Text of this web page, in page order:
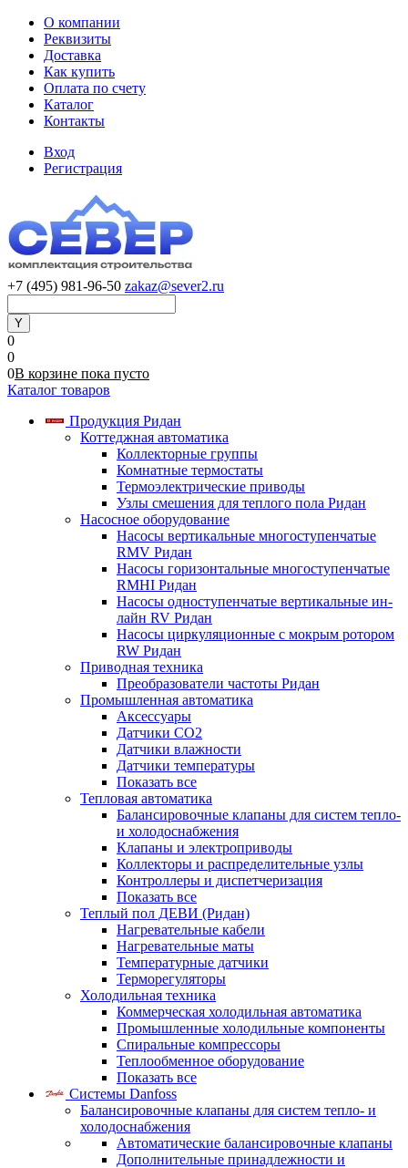
О компании
Реквизиты
Доставка
Как купить
Оплата по счету
Каталог
Контакты
Вход
Регистрация
+7 (495) 981-96-50 zakaz@sever2.ru
0
0
0В корзине пока пусто
Каталог товаров
Продукция Ридан
Коттеджная автоматика
Коллекторные группы
Комнатные термостаты
Термоэлектрические приводы
Узлы смешения для теплого пола Ридан
Насосное оборудование
Насосы вертикальные многоступенчатые
RMV Ридан
Насосы горизонтальные многоступенчатые
RMHI Ридан
Насосы одноступенчатые вертикальные ин-
лайн RV Ридан
Насосы циркуляционные с мокрым ротором
RW Ридан
Приводная техника
Преобразователи частоты Ридан
Промышленная автоматика
Аксессуары
Датчики CO2
Датчики влажности
Датчики температуры
Показать все
Тепловая автоматика
Балансировочные клапаны для систем тепло-
и холодоснабжения
Клапаны и электроприводы
Коллекторы и распределительные узлы
Контроллеры и диспетчеризация
Показать все
Теплый пол ДЕВИ (Ридан)
Нагревательные кабели
Нагревательные маты
Температурные датчики
Терморегуляторы
Холодильная техника
Коммерческая холодильная автоматика
Промышленные холодильные компоненты
Спиральные компрессоры
Теплообменное оборудование
Показать все
Системы Danfoss
Балансировочные клапаны для систем тепло- и
холодоснабжения
Автоматические балансировочные клапаны
Дополнительные принадлежности и